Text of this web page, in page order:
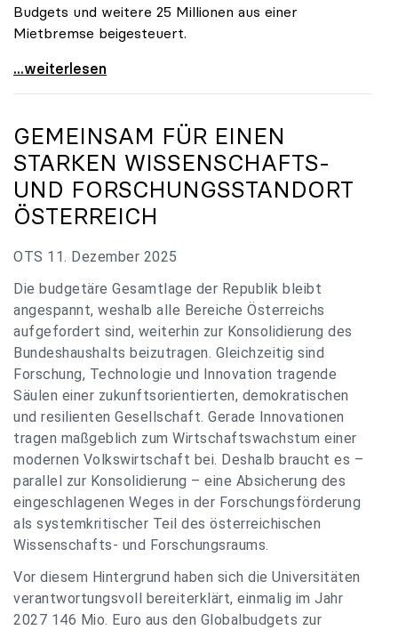
Budgets und weitere 25 Millionen aus einer
Mietbremse beigesteuert.
„Verzögerung unverständlich“: Universitäten
...weiterlesen
GEMEINSAM FÜR EINEN
STARKEN WISSENSCHAFTS-
UND FORSCHUNGSSTANDORT
ÖSTERREICH
OTS 11. Dezember 2025
Die budgetäre Gesamtlage der Republik bleibt
angespannt, weshalb alle Bereiche Österreichs
aufgefordert sind, weiterhin zur Konsolidierung des
Bundeshaushalts beizutragen. Gleichzeitig sind
Forschung, Technologie und Innovation tragende
Säulen einer zukunftsorientierten, demokratischen
und resilienten Gesellschaft. Gerade Innovationen
tragen maßgeblich zum Wirtschaftswachstum einer
modernen Volkswirtschaft bei. Deshalb braucht es –
parallel zur Konsolidierung – eine Absicherung des
eingeschlagenen Weges in der Forschungsförderung
als systemkritischer Teil des österreichischen
Wissenschafts- und Forschungsraums.
Vor diesem Hintergrund haben sich die Universitäten
verantwortungsvoll bereiterklärt, einmalig im Jahr
2027 146 Mio. Euro aus den Globalbudgets zur